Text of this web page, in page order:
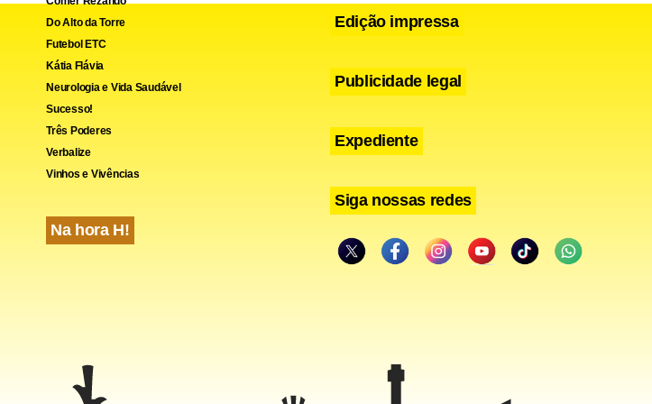
Do Alto da Torre
Futebol ETC
Kátia Flávia
Neurologia e Vida Saudável
Sucesso!
Três Poderes
Verbalize
Vinhos e Vivências
Na hora H!
Edição impressa
Publicidade legal
Expediente
Siga nossas redes